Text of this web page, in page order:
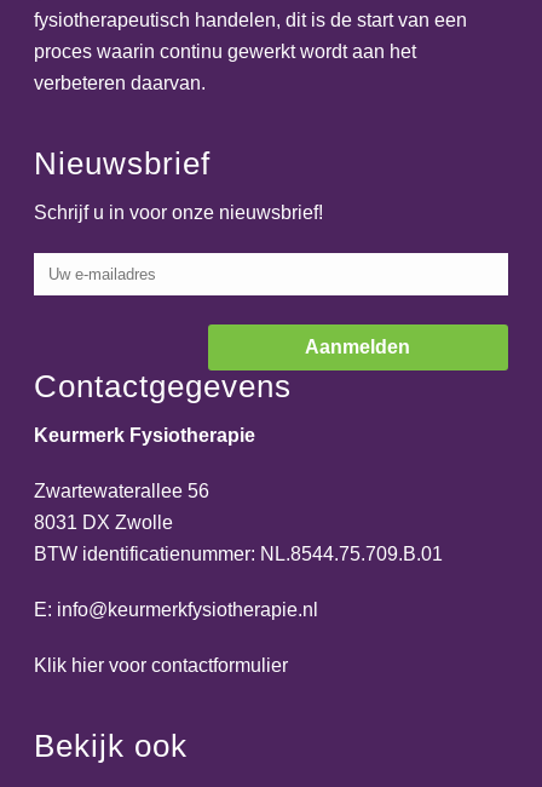
fysiotherapeutisch handelen, dit is de start van een
proces waarin continu gewerkt wordt aan het
verbeteren daarvan.
Nieuwsbrief
Schrijf u in voor onze nieuwsbrief!
Contactgegevens
Keurmerk Fysiotherapie
Zwartewaterallee 56
8031 DX Zwolle
BTW identificatienummer: NL.8544.75.709.B.01
E: info@keurmerkfysiotherapie.nl
Klik hier voor contactformulier
Bekijk ook